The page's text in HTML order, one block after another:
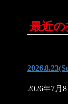
最近
2026年7月8